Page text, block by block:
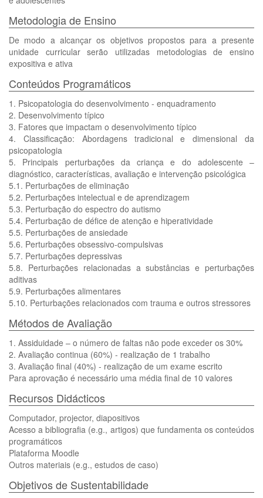
Metodologia de Ensino
De modo a alcançar os objetivos propostos para a presente
unidade curricular serão utilizadas metodologias de ensino
expositiva e ativa
Conteúdos Programáticos
1. Psicopatologia do desenvolvimento - enquadramento
2. Desenvolvimento típico
3. Fatores que impactam o desenvolvimento típico
4. Classificação: Abordagens tradicional e dimensional da
psicopatologia
5. Principais perturbações da criança e do adolescente –
diagnóstico, características, avaliação e intervenção psicológica
5.1. Perturbações de eliminação
5.2. Perturbações intelectual e de aprendizagem
5.3. Perturbação do espectro do autismo
5.4. Perturbação de défice de atenção e hiperatividade
5.5. Perturbações de ansiedade
5.6. Perturbações obsessivo-compulsivas
5.7. Perturbações depressivas
5.8. Perturbações relacionadas a substâncias e perturbações
aditivas
5.9. Perturbações alimentares
5.10. Perturbações relacionados com trauma e outros stressores
Métodos de Avaliação
1. Assiduidade – o número de faltas não pode exceder os 30%
2. Avaliação continua (60%) - realização de 1 trabalho
3. Avaliação final (40%) - realização de um exame escrito
Para aprovação é necessário uma média final de 10 valores
Recursos Didácticos
Computador, projector, diapositivos
Acesso a bibliografia (e.g., artigos) que fundamenta os conteúdos
programáticos
Plataforma Moodle
Outros materiais (e.g., estudos de caso)
Objetivos de Sustentabilidade